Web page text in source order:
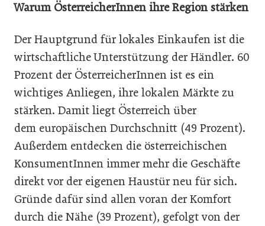
Warum ÖsterreicherInnen ihre Region stärken
Der Hauptgrund für lokales Einkaufen ist die
wirtschaftliche Unterstützung der Händler. 60
Prozent der ÖsterreicherInnen ist es ein
wichtiges Anliegen, ihre lokalen Märkte zu
stärken. Damit liegt Österreich über
dem europäischen Durchschnitt (49 Prozent).
Außerdem entdecken die österreichischen
KonsumentInnen immer mehr die Geschäfte
direkt vor der eigenen Haustür neu für sich.
Gründe dafür sind allen voran der Komfort
durch die Nähe (39 Prozent), gefolgt von der